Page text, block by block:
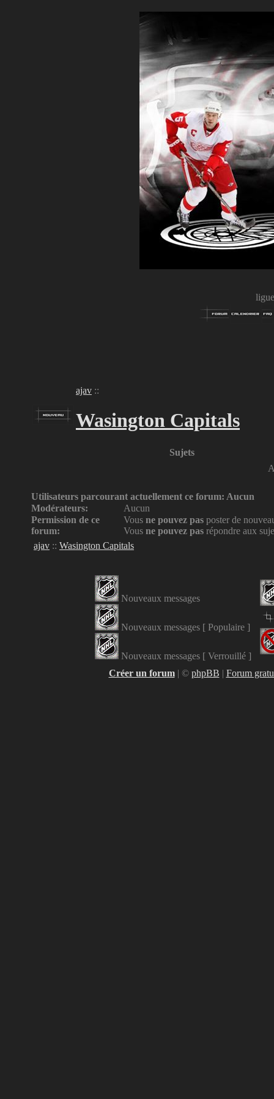
ajav ::
Wasington Capitals
Sujets
Utilisateurs parcourant actuellement ce forum: Aucun
Modérateurs:
Aucun
Permission de ce
forum:
Vous ne pouvez pas poster de
Vous ne pouvez pas répondre aux
ajav :: Wasington Capitals
Nouveaux messages
Nouveaux messages [ Populaire ]
Nouveaux messages [ Verrouillé ]
Créer un forum| © phpBB | Forum